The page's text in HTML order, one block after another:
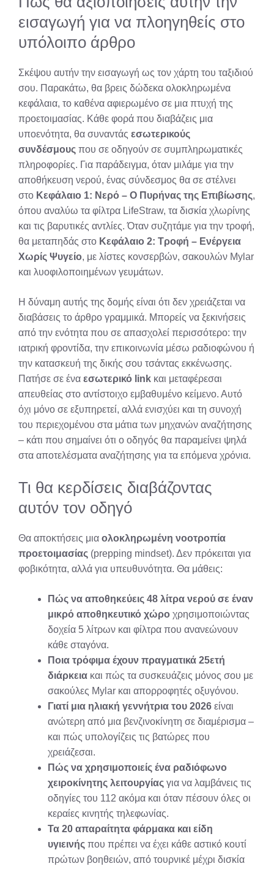
εισαγωγή για να πλοηγηθείς στο
υπόλοιπο άρθρο
Σκέψου αυτήν την εισαγωγή ως τον χάρτη του ταξιδιού
σου. Παρακάτω, θα βρεις δώδεκα ολοκληρωμένα
κεφάλαια, το καθένα αφιερωμένο σε μια πτυχή της
προετοιμασίας. Κάθε φορά που διαβάζεις μια
υποενότητα, θα συναντάς εσωτερικούς
συνδέσμους που σε οδηγούν σε συμπληρωματικές
πληροφορίες. Για παράδειγμα, όταν μιλάμε για την
αποθήκευση νερού, ένας σύνδεσμος θα σε στέλνει
στο Κεφάλαιο 1: Νερό – Ο Πυρήνας της Επιβίωσης,
όπου αναλύω τα φίλτρα LifeStraw, τα δισκία χλωρίνης
και τις βαρυτικές αντλίες. Όταν συζητάμε για την τροφή,
θα μεταπηδάς στο Κεφάλαιο 2: Τροφή – Ενέργεια
Χωρίς Ψυγείο, με λίστες κονσερβών, σακουλών Mylar
και λυοφιλοποιημένων γευμάτων.
Η δύναμη αυτής της δομής είναι ότι δεν χρειάζεται να
διαβάσεις το άρθρο γραμμικά. Μπορείς να ξεκινήσεις
από την ενότητα που σε απασχολεί περισσότερο: την
ιατρική φροντίδα, την επικοινωνία μέσω ραδιοφώνου ή
την κατασκευή της δικής σου τσάντας εκκένωσης.
Πατήσε σε ένα εσωτερικό link και μεταφέρεσαι
απευθείας στο αντίστοιχο εμβαθυμένο κείμενο. Αυτό
όχι μόνο σε εξυπηρετεί, αλλά ενισχύει και τη συνοχή
του περιεχομένου στα μάτια των μηχανών αναζήτησης
– κάτι που σημαίνει ότι ο οδηγός θα παραμείνει ψηλά
στα αποτελέσματα αναζήτησης για τα επόμενα χρόνια.
Τι θα κερδίσεις διαβάζοντας
αυτόν τον οδηγό
Θα αποκτήσεις μια ολοκληρωμένη νοοτροπία
προετοιμασίας (prepping mindset). Δεν πρόκειται για
φοβικότητα, αλλά για υπευθυνότητα. Θα μάθεις:
Πώς να αποθηκεύεις 48 λίτρα νερού σε έναν
μικρό αποθηκευτικό χώρο χρησιμοποιώντας
δοχεία 5 λίτρων και φίλτρα που ανανεώνουν
κάθε σταγόνα.
Ποια τρόφιμα έχουν πραγματικά 25ετή
διάρκεια και πώς τα συσκευάζεις μόνος σου με
σακούλες Mylar και απορροφητές οξυγόνου.
Γιατί μια ηλιακή γεννήτρια του 2026 είναι
ανώτερη από μια βενζινοκίνητη σε διαμέρισμα –
και πώς υπολογίζεις τις βατώρες που
χρειάζεσαι.
Πώς να χρησιμοποιείς ένα ραδιόφωνο
χειροκίνητης λειτουργίας για να λαμβάνεις τις
οδηγίες του 112 ακόμα και όταν πέσουν όλες οι
κεραίες κινητής τηλεφωνίας.
Τα 20 απαραίτητα φάρμακα και είδη
υγιεινής που πρέπει να έχει κάθε αστικό κουτί
πρώτων βοηθειών, από τουρνικέ μέχρι δισκία